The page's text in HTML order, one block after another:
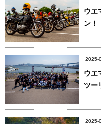
ウエ
ン！
2025-
ウエ
ツー
2025-